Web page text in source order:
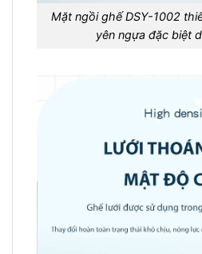
Mặt ngồi ghế DSY-1002
yên ngựa đặc biệt